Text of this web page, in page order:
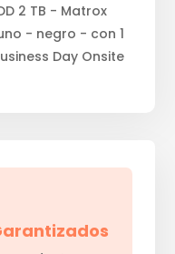
2 TB - Matrox
- negro - con 1
Day Onsite